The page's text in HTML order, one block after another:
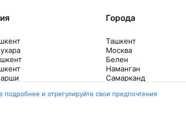
Города
Ташкент
Москва
Белен
Наманган
Самарканд
подробнее и отрегулируйте свои предпочтения